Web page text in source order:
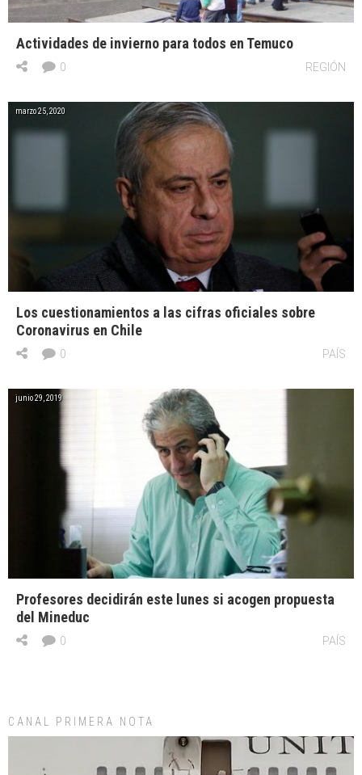
Actividades de invierno para todos en Temuco
REGIÓN
0
marzo 25, 2020
Los cuestionamientos a las cifras oficiales sobre
Coronavirus en Chile
PAÍS
0
junio 29, 2019
Profesores decidirán este lunes si acogen propuesta
del Mineduc
PAÍS
0
CANAL PRIMERA NOTA